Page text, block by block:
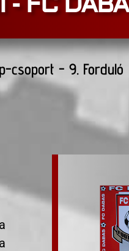
csoport - 9. Forduló